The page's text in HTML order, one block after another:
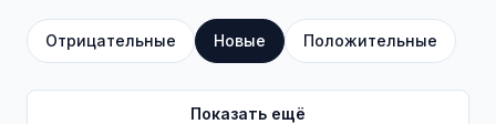
Отрицательные Новые Положительные
Показать ещё